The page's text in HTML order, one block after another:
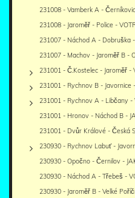
231008 - Vamberk A -
231008 - Jaroměř - Police -
231007 - Náchod A - Dobruška
231007 - Machov - Jaroměř B -
231001 - Č.Kostelec - Jaroměř
231001 - Rychnov B - Javornice
231001 - Rychnov A - Libčany
231001 - Hronov - Náchod B -
231001 - Dvůr Králové - Česká
230930 - Rychnov Labuť -
230930 - Opočno - Černilov -
230930 - Náchod A - Třebeš -
230930 - Jaroměř B - Velké